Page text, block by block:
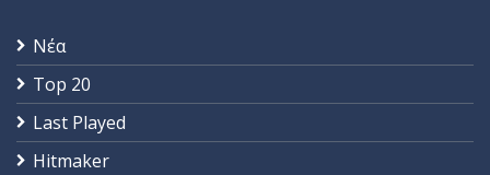
Νέα
Top 20
Last Played
Hitmaker